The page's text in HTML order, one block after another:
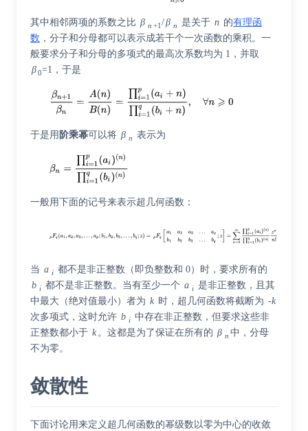
其中相邻两项的系数之比 β n +1 /β n 是关于 n 的有理函
数 ，分子和分母都可以表示成若干个一次函数的乘积。一
般要求分子和分母的多项式的最高次系数均为 1，并取
β0=1，于是
于是用 阶乘幂可以将 β n 表示为
一般用下面的记号来表示超几何函数：
当 a i 都不是非正整数（即负整数和 0）时，要求所有的
b i 都不是非正整数。当有至少一个 a i 是非正整数，且其
中最大（绝对值最小）者为 k 时，超几何函数将截断为 -k
次多项式，这时允许 b i 中存在非正整数，但要求这些非
正整数都小于 k 。这都是为了保证在所有的 β n 中，分母
不为零。
敛散性
下面讨论用来定义超几何函数的幂级数以零为中心的收敛